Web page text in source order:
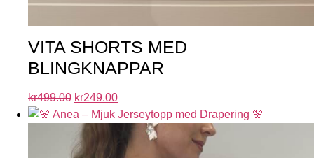
VITA SHORTS MED
BLINGKNAPPAR
kr499.00 kr249.00